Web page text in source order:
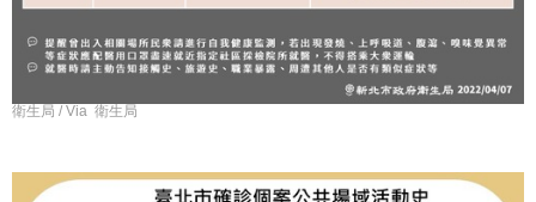
衛生局 / Via 衛生局